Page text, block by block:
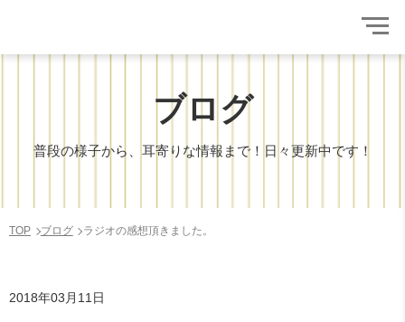
ブログ
普段の様子から、耳寄りな情報まで！日々更新中です！
TOP ブログ ラジオの感想頂きました。
2018年03月11日